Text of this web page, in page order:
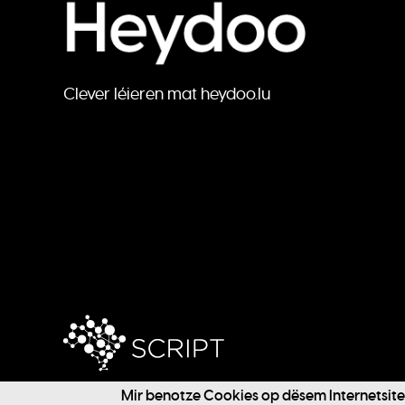
Clever léieren mat heydoo.lu
@ 2024 SCRIPT / Heydoo
Mir benotze Cookies op dësem